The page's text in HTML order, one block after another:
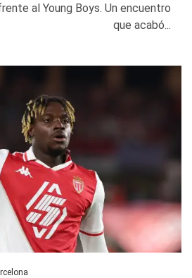
al Young Boys. Un encuentro
que acabó...